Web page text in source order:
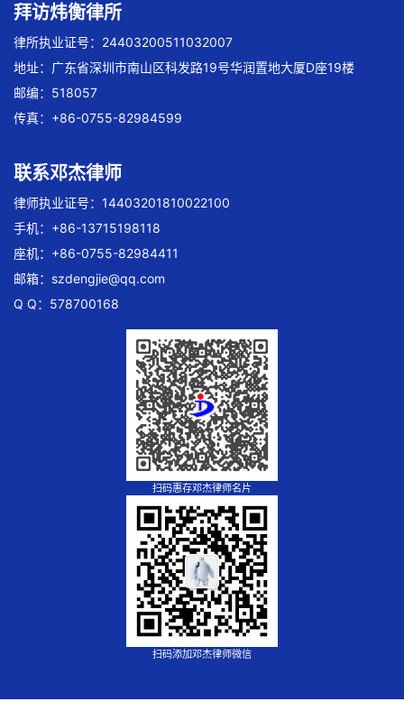
拜访炜衡律所
律所执业证号：24403200511032007
地址：广东省深圳市南山区科发路19号华润置地大厦D座19楼
邮编：518057
传真：+86-0755-82984599
联系邓杰律师
律师执业证号：14403201810022100
手机：+86-13715198118
座机：+86-0755-82984411
邮箱： szdengjie@qq.com
Q Q：578700168
扫码惠存邓杰律师名片
扫码添加邓杰律师微信